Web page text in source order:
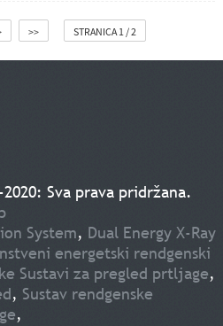
>> STRANICA 1 / 2
Sva prava pridržana.
System, Dual Energy X-Ray
energetski rendgenski
Sustavi za pregled prtljage,
, Sustav rendgenske
,